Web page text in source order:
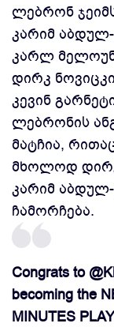
ლებრონ
კარიმ აბდულ-
კარლ
დირკ
კევინ
ლებრონის
მატჩია,
მხოლოდ დირკ
კარიმ
ჩამორჩება.
Congrats to
becoming the
MINUTES